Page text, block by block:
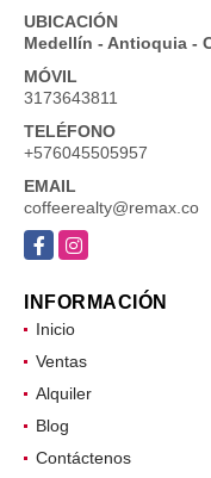
UBICACIÓN
Medellín - Antioquia -
MÓVIL
3173643811
TELÉFONO
+576045505957
EMAIL
coffeerealty@remax.co
FacebookInstagram
INFORMACIÓN
Inicio
Ventas
Alquiler
Blog
Contáctenos